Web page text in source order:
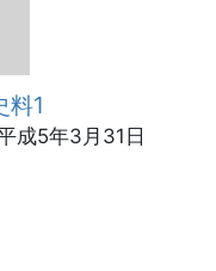
料1
成5年3月31日